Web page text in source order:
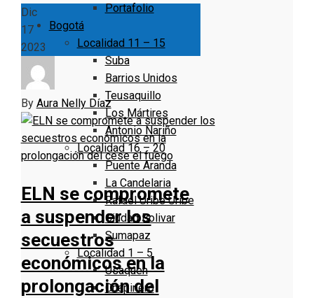
Portafolio
Bogotá
Localidad 11 – 15
Suba
Barrios Unidos
Teusaquillo
Los Mártires
Antonio Nariño
Localidad 16 – 20
Puente Aranda
La Candelaria
Rafael Uribe Uribe
Ciudad Bolivar
Sumapaz
Localidad 1 – 5
Usaquen
Chapinero
Dic
17
2023
By Aura Nelly Díaz
ELN se compromete
a suspender los
secuestros
económicos en la
prolongación del